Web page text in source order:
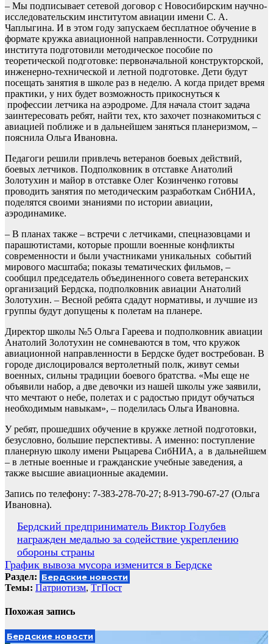
– Мы подписывает сетевой договор с Новосибирским научно-
исследовательским институтом авиации имени С. А.
Чаплыгина. И в этом году запускаем бесплатное обучение в
формате кружка авиационной направленности. Сотрудники
института подготовили методическое пособие по
теоретической подготовке: первоначальной конструкторской,
инженерно-технической и летной подготовке. Дети будут
посещать занятия в школе раз в неделю. А когда придет время
практики, у них будет возможность прикоснуться к
профессии летчика на аэродроме. Для начала стоит задача
заинтересовать ребят, найти тех, кто захочет познакомиться с
авиацией поближе и в дальнейшем заняться планеризмом, –
пояснила Ольга Ивановна.
Педагоги решили привлечь ветеранов боевых действий,
боевых летчиков. Подполковник в отставке Анатолий
Золотухин и майор в отставке Олег Козинченко готовы
проводить занятия по методическим разработкам СибНИА,
поделятся своими знаниями по истории авиации,
аэродинамике.
– В планах также – встречи с летчиками, спецназовцами и
парашютистами, которые прошли военные конфликты
современности и были участниками уникальных событий
мирового масштаба; показы тематических фильмов, –
сообщил председатель объединенного совета ветеранских
организаций Бердска, подполковник авиации Анатолий
Золотухин. – Весной ребята сдадут нормативы, и лучшие из
группы будут допущены к полетам на планере.
Директор школы №5 Ольга Гареева и подполковник авиации
Анатолий Золотухин не сомневаются в том, что кружок
авиационной направленности в Бердске будет востребован. В
городе дислоцировался вертолетный полк, живут семьи
военных, сильны традиции боевого братства. «Мы еще не
объявили набор, а две девочки из нашей школы уже заявили,
что мечтают о небе, полетах и с радостью придут обучаться
необходимым навыкам», – поделилась Ольга Ивановна.
У ребят, прошедших обучение в кружке летной подготовки,
безусловно, большие перспективы. А именно: поступление
планерную школу имени Рыцарева СибНИА, а в дальнейшем
– в летные военные и гражданские учебные заведения, а
также высшие авиационные академии.
Запись по телефону: 7-383-278-70-27; 8-913-790-67-27 (Ольга
Ивановна).
Навигация
по
записям
Бердский предприниматель Виктор Голубев
награжден медалью за содействие укреплению
обороны страны
График вывоза мусора изменится в Бердске
Раздел: Бердские новости
Темы: Патриотизм, ТгПост
Похожая запись
Бердские новости